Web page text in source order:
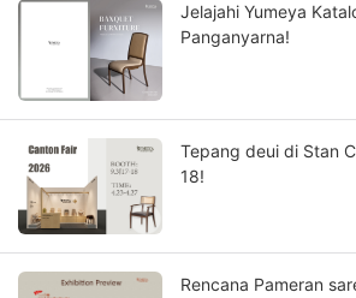
Jelajahi Yumeya
Panganyarna!
Tepang deui di Stan
18!
Rencana Pameran